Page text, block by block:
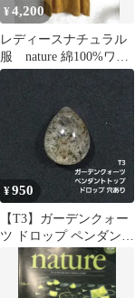
¥4,200
レディースナチュラル
服 nature 綿100%ワン
ピース Mサイズ
¥950
【T3】ガーデンクォー
ツ ドロップ ペンダント
トップ